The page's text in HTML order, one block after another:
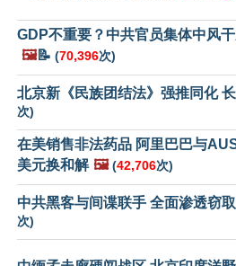
GDP不重要？中共官员集体中风
🖼️📝 (70,396次)
北京新《民族团结法》强推同化
次)
在美销售非法药品 阿里巴巴与
美元换和解 🖼️ (42,706次)
中共黑客与间谍联手 全面渗透窃
次)